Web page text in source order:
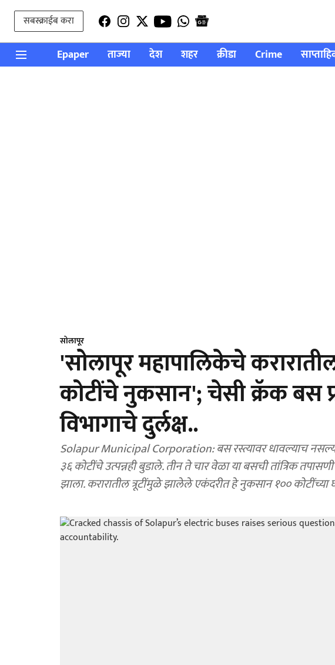
सबस्क्राईब करा
Epaper ताज्या देश शहर क्रीडा Crime
सोलापूर
'साेलापूर महापालिकेचे
कोटींचे नुकसान'; चेसी क्रॅक बस
विभागाचे दुर्लक्ष..
Solapur Municipal Corporation: बस रस्त्यावर धावल्याच
३६ कोटींचे उत्पन्नही बुडाले. तीन ते चार वेळा या बसची तांत्रिक
झाला. करारातील त्रूटींमुळे झालेले एकंदरीत हे नुकसान १०० कोटींच्या